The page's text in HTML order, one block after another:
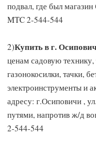
подвал, где был
MTC 2-544-544
2)Купить в г.
ценам садовую
газонокосилки, тачки,
электроинструменты и
адресу: г.Осиповичи ,
путями, напротив ж/д
2-544-544